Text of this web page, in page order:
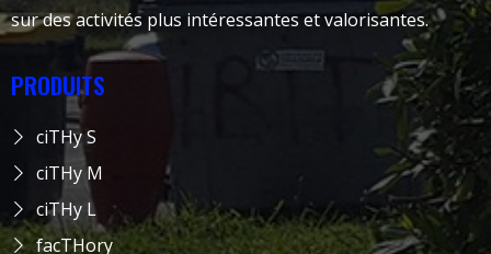
sur des activités plus intéressantes et valorisantes.
PRODUITS
ciTHy S
ciTHy M
ciTHy L
facTHory